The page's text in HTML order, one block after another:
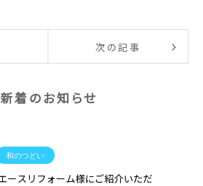
次の記事
新着のお知らせ
和のつどい
ースリフォーム様にご紹介いただ